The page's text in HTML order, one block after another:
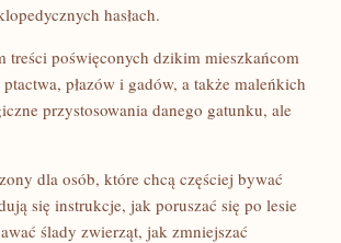
hasłach.
poświęconych dzikim mieszkańcom
płazów i gadów, a także maleńkich
przystosowania danego gatunku, ale
dla osób, które chcą częściej bywać
się instrukcje, jak poruszać się po lesie
ślady zwierząt, jak zmniejszać